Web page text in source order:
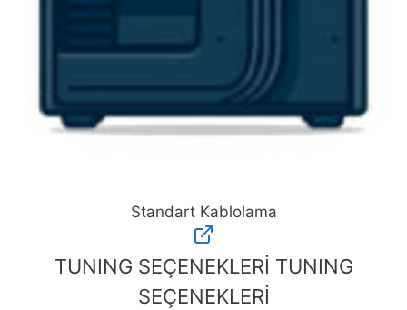
Standart Kablolama
KablolamaTUNING SEÇENEKLERİ TUNING
SEÇENEKLERİ